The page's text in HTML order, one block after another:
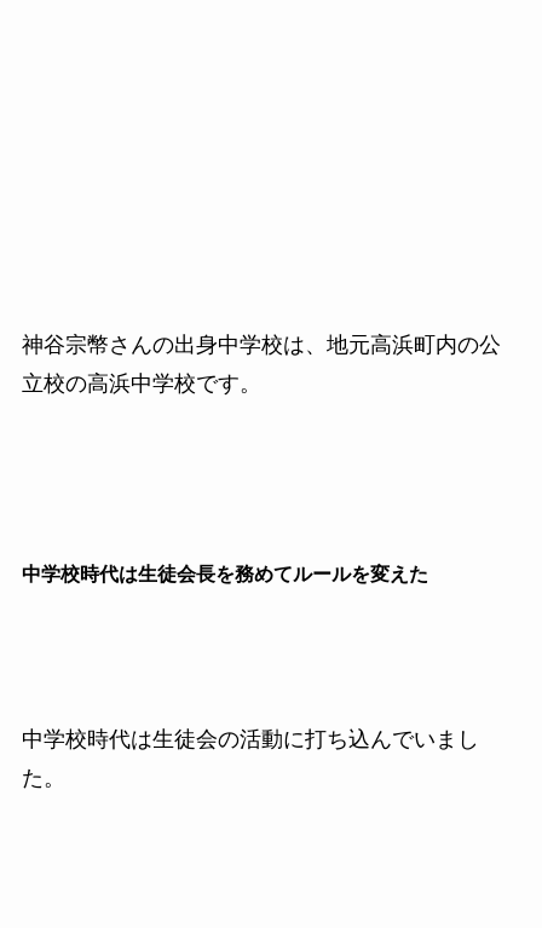
神谷宗幣さんの出身中学校は、地元高浜町内の公
立校の高浜中学校です。
中学校時代は生徒会長を務めてルールを変えた
中学校時代は生徒会の活動に打ち込んでいまし
た。